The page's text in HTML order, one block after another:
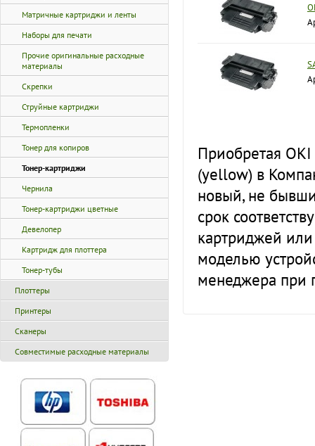
Матричные картриджи и ленты
Наборы для печати
Прочие оригинальные расходные
материалы
Скрепки
Струйные картриджи
Термопленки
Тонер для копиров
Тонер-картриджи
Чернила
Тонер-картриджи цветные
Девелопер
Картридж для плоттера
Тонер-тубы
Плоттеры
Принтеры
Сканеры
Совместимые расходные материалы
Приобретая
(yellow) в
новый, не
срок
картриджей
моделью
менеджера при